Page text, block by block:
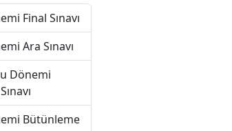
Final Sınavı
Ara Sınavı
Dönemi
Bütünleme